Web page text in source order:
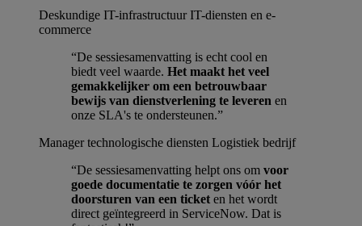
Deskundige IT-infrastructuur IT-diensten en e-
commerce
“De sessiesamenvatting is echt cool en
biedt veel waarde. Het maakt het veel
gemakkelijker om een betrouwbaar
bewijs van dienstverlening te leveren en
onze SLA's te ondersteunen.”
Manager technologische diensten Logistiek bedrijf
“De sessiesamenvatting helpt ons om voor
goede documentatie te zorgen vóór het
doorsturen van een ticket en het wordt
direct geïntegreerd in ServiceNow. Dat is